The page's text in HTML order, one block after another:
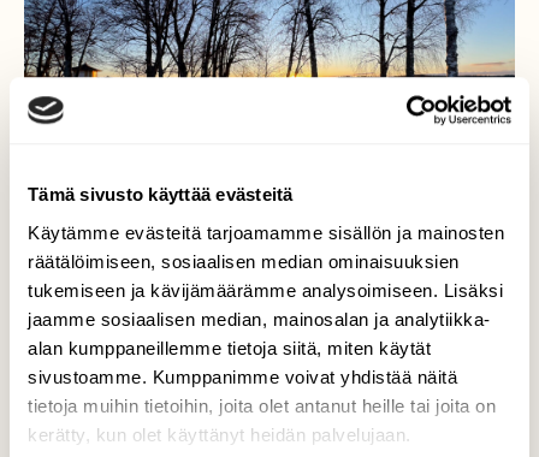
Tämä sivusto käyttää evästeitä
Käytämme evästeitä tarjoamamme sisällön ja mainosten
räätälöimiseen, sosiaalisen median ominaisuuksien
tukemiseen ja kävijämäärämme analysoimiseen. Lisäksi
jaamme sosiaalisen median, mainosalan ja analytiikka-
alan kumppaneillemme tietoja siitä, miten käytät
sivustoamme. Kumppanimme voivat yhdistää näitä
tietoja muihin tietoihin, joita olet antanut heille tai joita on
kerätty, kun olet käyttänyt heidän palvelujaan.
Valoa ja varjoja
Valoa ja varjoja. Ruissalo 5.4